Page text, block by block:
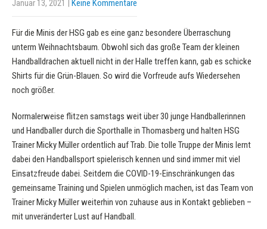
Januar 13, 2021 Keine Kommentare
Für die Minis der HSG gab es eine ganz besondere Überraschung
unterm Weihnachtsbaum. Obwohl sich das große Team der kleinen
Handballdrachen aktuell nicht in der Halle treffen kann, gab es schicke
Shirts für die Grün-Blauen. So wird die Vorfreude aufs Wiedersehen
noch größer.
Normalerweise flitzen samstags weit über 30 junge Handballerinnen
und Handballer durch die Sporthalle in Thomasberg und halten HSG
Trainer Micky Müller ordentlich auf Trab. Die tolle Truppe der Minis lernt
dabei den Handballsport spielerisch kennen und sind immer mit viel
Einsatzfreude dabei. Seitdem die COVID-19-Einschränkungen das
gemeinsame Training und Spielen unmöglich machen, ist das Team von
Trainer Micky Müller weiterhin von zuhause aus in Kontakt geblieben –
mit unveränderter Lust auf Handball.